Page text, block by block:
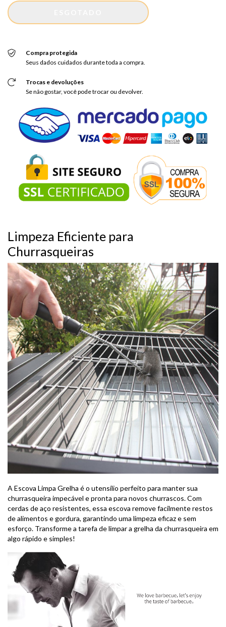
Compra protegida
Seus dados cuidados durante toda a compra.
Trocas e devoluções
Se não gostar, você pode trocar ou devolver.
Limpeza Eficiente para
Churrasqueiras
A Escova Limpa Grelha é o utensílio perfeito para manter sua
churrasqueira impecável e pronta para novos churrascos. Com
cerdas de aço resistentes, essa escova remove facilmente restos
de alimentos e gordura, garantindo uma limpeza eficaz e sem
esforço. Transforme a tarefa de limpar a grelha da churrasqueira em
algo rápido e simples!